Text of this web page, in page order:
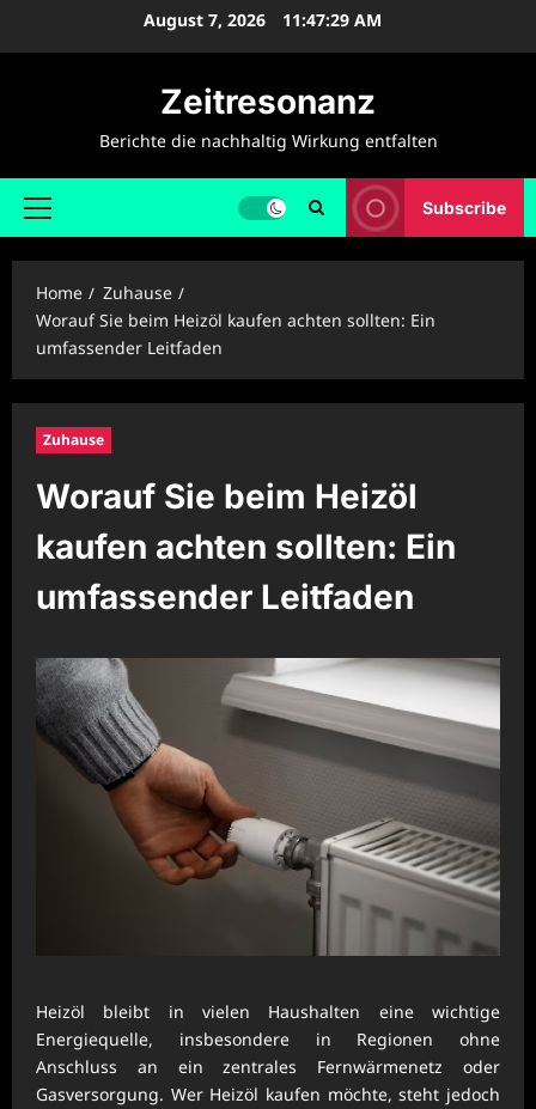
August 7, 2026 11:47:30 AM
Zeitresonanz
Berichte die nachhaltig Wirkung entfalten
Primary
Subscribe
Home
Zuhause
Worauf Sie beim Heizöl kaufen achten sollten: Ein
umfassender Leitfaden
Zuhause
Worauf Sie beim Heizöl
kaufen achten sollten: Ein
umfassender Leitfaden
Heizöl bleibt in vielen Haushalten eine wichtige
Energiequelle, insbesondere in Regionen ohne
Anschluss an ein zentrales Fernwärmenetz oder
Gasversorgung. Wer Heizöl kaufen möchte, steht jedoch